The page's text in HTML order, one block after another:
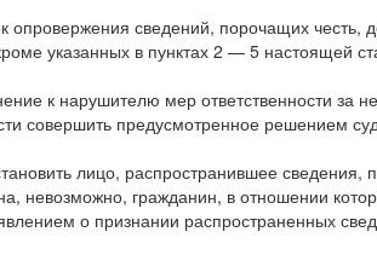
опровержения сведений, порочащих честь,
указанных в пунктах 2 — 5 настоящей
к нарушителю мер ответственности за
совершить предусмотренное решением
лицо, распространившее
невозможно, гражданин, в отношении
о признании распространенных